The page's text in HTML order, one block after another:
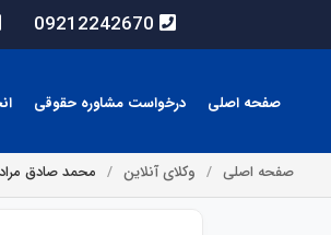
09212242670
صفحه اصلی درخواست مشاوره حقوقی
صفحه اصلی وکلای آنلاین محمد صادق